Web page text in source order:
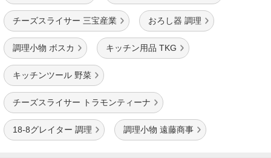
チーズスライサー 三宝産業 おろし器 調理
調理小物 ボスカ キッチン用品 TKG
キッチンツール 野菜
チーズスライサー トラモンティーナ
18-8グレイター 調理 調理小物 遠藤商事